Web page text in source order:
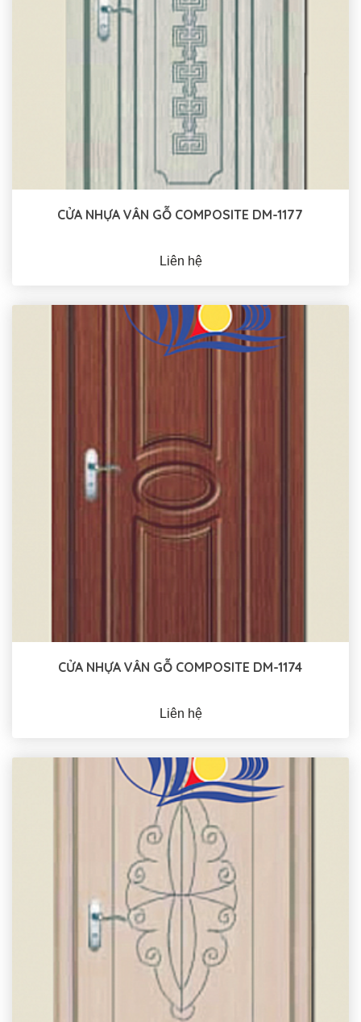
CỬA NHỰA VÂN GỖ COMPOSITE DM-1177
Liên hệ
CỬA NHỰA VÂN GỖ COMPOSITE DM-1174
Liên hệ